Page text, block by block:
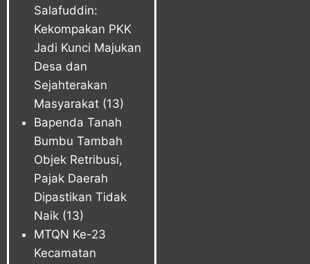
Salafuddin:
Kekompakan PKK
Jadi Kunci Majukan
Desa dan
Sejahterakan
Masyarakat (13)
Bapenda Tanah
Bumbu Tambah
Objek Retribusi,
Pajak Daerah
Dipastikan Tidak
Naik (13)
MTQN Ke-23
Kecamatan